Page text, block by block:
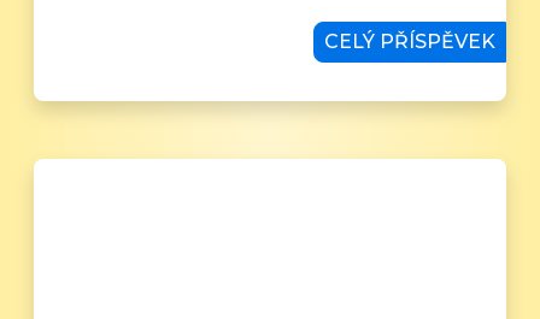
CELÝ PŘÍSPĚVEK